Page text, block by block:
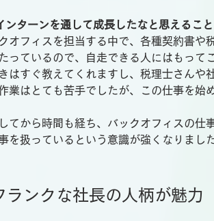
ンターンを通して成長したなと思えるこ
オフィスを担当する中で、各種契約書や
っているので、自走できる人にはもって
はすぐ教えてくれますし、税理士さんや
業はとても苦手でしたが、この仕事を始
てから時間も経ち、バックオフィスの
を扱っているという意識が強くなりまし
ランクな社長の人柄が魅力